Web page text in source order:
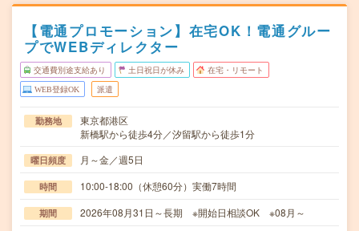
【電通プロモーション】在宅OK！電通グルー
プでWEBディレクター
交通費別途支給あり 土日祝日が休み 在宅・リモート
WEB登録OK 派遣
勤務地
東京都港区
新橋駅から徒歩4分／汐留駅から徒歩1分
曜日頻度 月～金／週5日
時間 10:00-18:00（休憩60分）実働7時間
期間 2026年08月31日～長期 ※開始日相談OK ※08月～